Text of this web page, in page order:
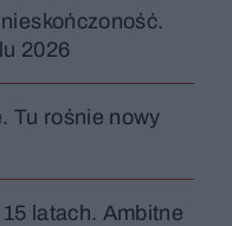
2026
Tu rośnie nowy
latach. Ambitne